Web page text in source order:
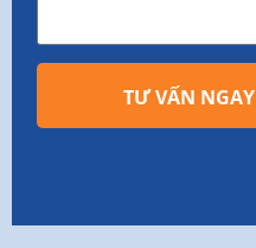
TƯ VẤN NGAY